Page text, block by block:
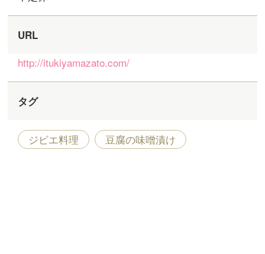
URL
http://itukiyamazato.com/
タグ
ジビエ料理 豆腐の味噌漬け